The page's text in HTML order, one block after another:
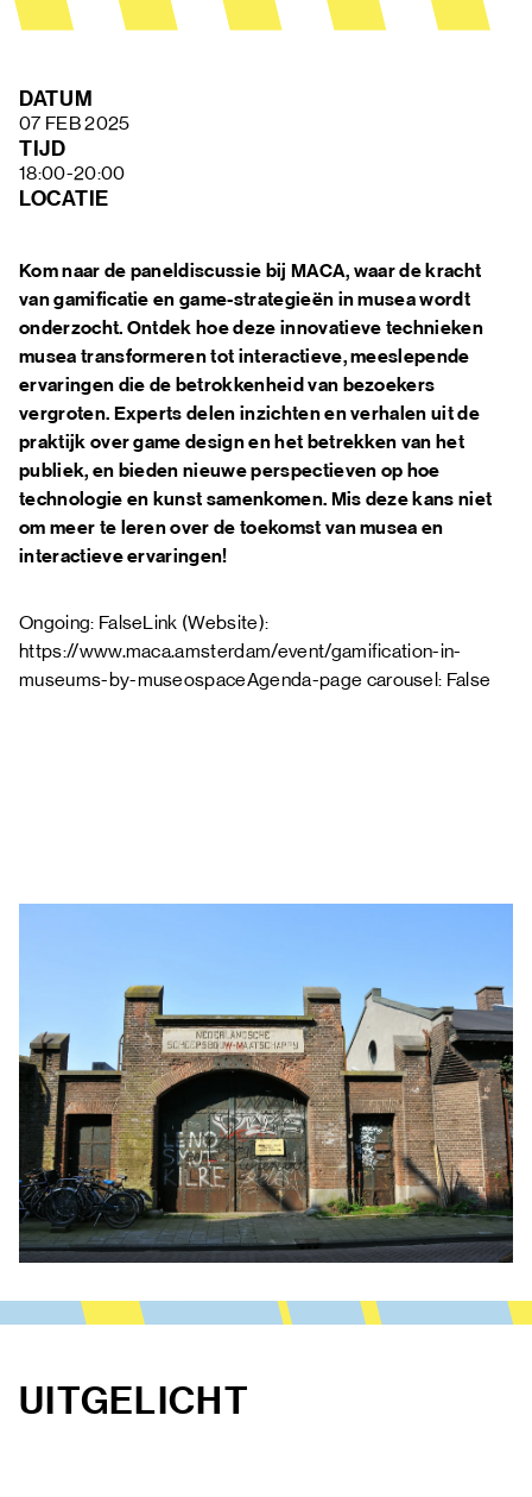
DATUM
07 FEB 2025
TIJD
18:00-20:00
LOCATIE
Kom naar de paneldiscussie bij MACA, waar de kracht
van gamificatie en game-strategieën in musea wordt
onderzocht. Ontdek hoe deze innovatieve technieken
musea transformeren tot interactieve, meeslepende
ervaringen die de betrokkenheid van bezoekers
vergroten. Experts delen inzichten en verhalen uit de
praktijk over game design en het betrekken van het
publiek, en bieden nieuwe perspectieven op hoe
technologie en kunst samenkomen. Mis deze kans niet
om meer te leren over de toekomst van musea en
interactieve ervaringen!
Ongoing: FalseLink (Website):
https://www.maca.amsterdam/event/gamification-in-
museums-by-museospaceAgenda-page carousel: False
UITGELICHT